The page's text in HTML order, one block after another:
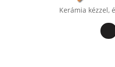
Kerámia kézzel,